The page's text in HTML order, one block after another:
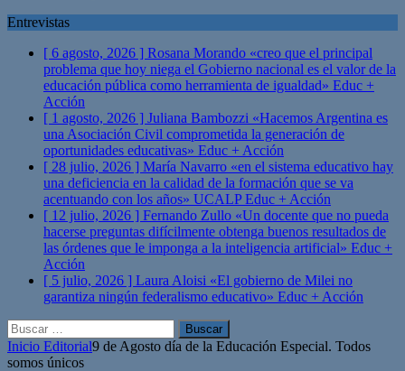
Entrevistas
[ 6 agosto, 2026 ] Rosana Morando «creo que el principal
problema que hoy niega el Gobierno nacional es el valor de la
educación pública como herramienta de igualdad» Educ +
Acción
[ 1 agosto, 2026 ] Juliana Bambozzi «Hacemos Argentina es
una Asociación Civil comprometida la generación de
oportunidades educativas» Educ + Acción
[ 28 julio, 2026 ] María Navarro «en el sistema educativo hay
una deficiencia en la calidad de la formación que se va
acentuando con los años» UCALPEduc + Acción
[ 12 julio, 2026 ] Fernando Zullo «Un docente que no pueda
hacerse preguntas difícilmente obtenga buenos resultados de
las órdenes que le imponga a la inteligencia artificial» Educ +
Acción
[ 5 julio, 2026 ] Laura Aloisi «El gobierno de Milei no
garantiza ningún federalismo educativo» Educ + Acción
Buscar:
Inicio Editorial9 de Agosto día de la Educación Especial. Todos
somos únicos